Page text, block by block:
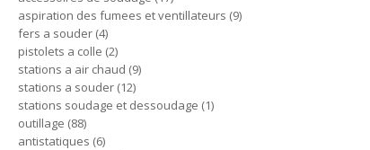
aspiration des fumees et ventillateurs 9
fers a souder 4
pistolets a colle 2
stations a air chaud 9
stations a souder 12
stations soudage et dessoudage 1
outillage 88
antistatiques 6